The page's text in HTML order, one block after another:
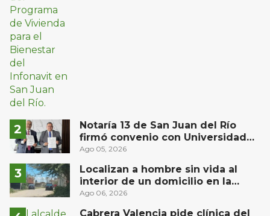
Notaría 13 de San Juan del Río
firmó convenio con Universidad
Privada del Bajío para recibir
Ago 05, 2026
Localizan a hombre sin vida al
interior de un domicilio en la
comunidad El Rodeo, San Juan del
Ago 06, 2026
Cabrera Valencia pide clínica del